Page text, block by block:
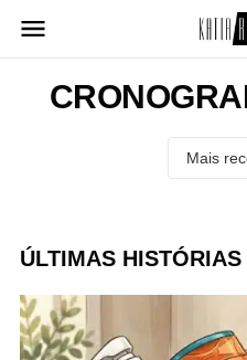
para
conteúdo
ÚLTIMAS HISTÓRIAS